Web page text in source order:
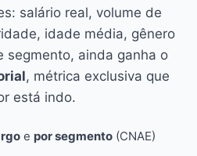
salário real, volume de
idade média, gênero
segmento, ainda ganha o
, métrica exclusiva que
está indo.
e por segmento (CNAE)